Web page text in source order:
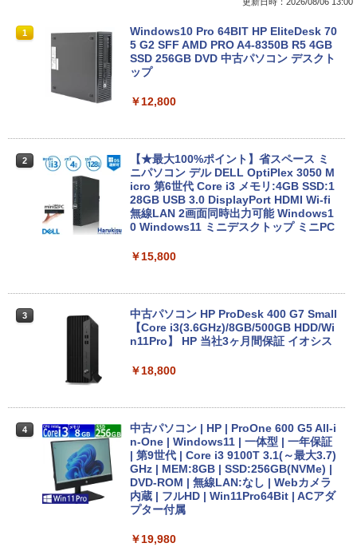
Anker Soundcore P31i ブラック
￥4,990
Anker Soundcore Liberty 5 ミッドナイトブ
ラック
￥14,990
るーとゅーす コードレス ENCノイズキャン
セリング 自動ペアリング Type-C充電 マイク
付き 防水 タッチ式音量調整 スポーツ/通勤/通
Xiaomi シャオミ REDMI Buds 8 Lite ワイヤ
レスイヤホン Bluetooth 5.4 ノイズキャンセ
リング ANC 36時間再生
￥2,980
BRUCE WAYNE feat. Flo Milli, ATL Jacob
On My Road (Stadium ver.)
￥250
On My Road (Stadium ver.)
￥1,380
ET ラベルレス ×8本
by Amazon 天然水ラベルレス 2L×9本
￥1,117
￥1,653
￥1,625
異世界居酒屋「のぶ」(22) (角川コミックス・
HUNTER×HUNTER モノクロ版 39 (ジャンプ
コミックスDIGITAL)
￥572
￥810
ONE PIECE モノクロ版 115 (ジャンプコミッ
1
【中古・Aランク】富士通 ARROWS Tab
Q7310 Aランク 第10世代 Core i5-10210
U メモリ4GB SSD128GB 13.3型 フルHD
タッチパネル Windows11 Office 2019
無料
新品 ノートパソコン office2019 付き Wi
ndows11 Pro オフィス搭載 14.1インチ
WEBカメラ内蔵 【到着後レビューでプレ
ゼント！】 (平日15時までに決済確認が
【今だけ】全品ポイント10倍 お買い物マ
ラソン★8/4～8/11★中古パソコン ノー
0U メモリ16GB 中古SSD 2.5インチ500
￥29,800
【Windows11】【15.6型大画面】【コス
パ重視モデル】 TOSHIBA dynabook B5
5 第8世代 Core i5 8250U/1.60GHz 16G
ows11 64bit WPSOffice 15.6インチ HD
1
Windows10 Pro 64BIT HP EliteDesk 70
5 G2 SFF AMD PRO A4-8350B R5 4GB
SSD 256GB DVD 中古パソコン デスクト
ップ
￥12,800
2
【★最大100%ポイント】省スペース ミ
ニパソコン デル DELL OptiPlex 3050 M
icro 第6世代 Core i3 メモリ:4GB SSD:1
28GB USB 3.0 DisplayPort HDMI Wi-fi
無線LAN 2画面同時出力可能 Windows1
0 Windows11 ミニデスクトップ ミニPC
￥15,800
3
中古パソコン HP ProDesk 400 G7 Small
【Core i3(3.6GHz)/8GB/500GB HDD/Wi
n11Pro】 HP 当社3ヶ月間保証 イオシス
￥18,800
4
中古パソコン | HP | ProOne 600 G5 All-i
n-One | Windows11 | 一体型 | 一年保証
| 第9世代 | Core i3 9100T 3.1(～最大3.7)
GHz | MEM:8GB | SSD:256GB(NVMe) |
DVD-ROM | 無線LAN:なし | Webカメラ
内蔵 | フルHD | Win11Pro64Bit | ACアダ
プター付属
￥19,980